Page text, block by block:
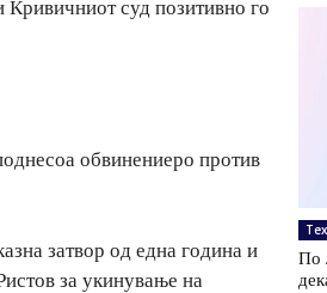
Кривичниот суд позитивно го
обвинениеро против
затвор од една година и
за укинување на
По